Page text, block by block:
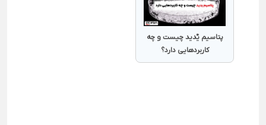
پتاسیم یٌدید چیست و چه
کاربردهایی دارد؟